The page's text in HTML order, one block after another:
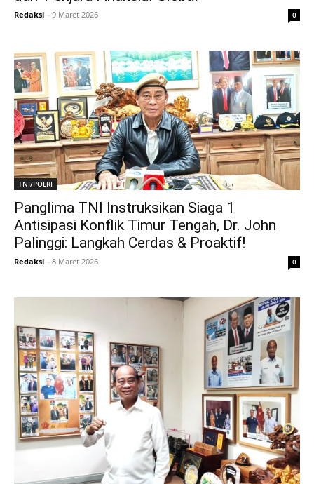
Redaksi - 9 Maret 2026 0
TNI/POLRI
Panglima TNI Instruksikan Siaga 1
Antisipasi Konflik Timur Tengah, Dr. John
Palinggi: Langkah Cerdas & Proaktif!
Redaksi - 8 Maret 2026 0